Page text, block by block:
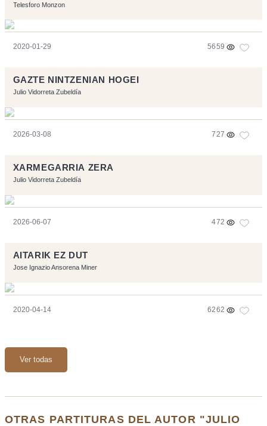
Telesforo Monzon
2020-01-29 5659
GAZTE NINTZENIAN HOGEI
Julio Vidorreta Zubeldía
2026-03-08 727
XARMEGARRIA ZERA
Julio Vidorreta Zubeldía
2026-06-07 472
AITARIK EZ DUT
Jose Ignazio Ansorena Miner
2020-04-14 6262
Ver todas
OTRAS PARTITURAS DEL AUTOR "JULIO